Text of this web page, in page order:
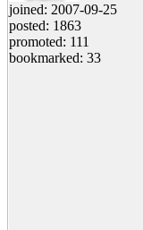
joined: 2007-09-25
posted: 1863
promoted: 111
bookmarked: 33